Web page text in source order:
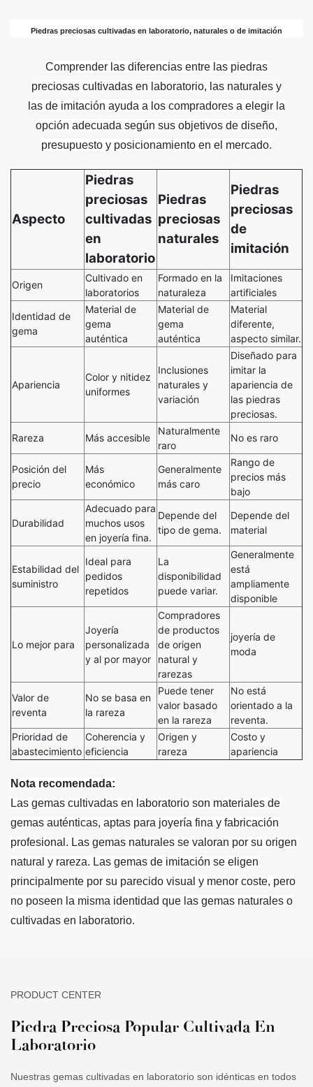
Piedras preciosas cultivadas en laboratorio, naturales o de imitación
Comprender las diferencias entre las piedras
preciosas cultivadas en laboratorio, las naturales y
las de imitación ayuda a los compradores a elegir la
opción adecuada según sus objetivos de diseño,
presupuesto y posicionamiento en el mercado.
Aspecto
Piedras
preciosas
cultivadas
en
laboratorio
Piedras
preciosas
naturales
Piedras
preciosas
de
imitación
Origen
Cultivado en
laboratorios
Formado en la
naturaleza
Imitaciones
artificiales
Identidad de
gema
Material de
gema
auténtica
Material de
gema
auténtica
Material
diferente,
aspecto similar.
Apariencia
Color y nitidez
uniformes
Inclusiones
naturales y
variación
Diseñado para
imitar la
apariencia de
las piedras
preciosas.
Rareza
Más accesible
Naturalmente
raro
No es raro
Posición del
precio
Más
económico
Generalmente
más caro
Rango de
precios más
bajo
Durabilidad
Adecuado para
muchos usos
en joyería fina.
Depende del
tipo de gema.
Depende del
material
Estabilidad del
suministro
Ideal para
pedidos
repetidos
La
disponibilidad
puede variar.
Generalmente
está
ampliamente
disponible
Lo mejor para
Joyería
personalizada
y al por mayor
Compradores
de productos
de origen
natural y
rarezas
joyería de
moda
Valor de
reventa
No se basa en
la rareza
Puede tener
valor basado
en la rareza
No está
orientado a la
reventa.
Prioridad de
abastecimiento
Coherencia y
eficiencia
Origen y
rareza
Costo y
apariencia
Nota recomendada:
Las gemas cultivadas en laboratorio son materiales de
gemas auténticas, aptas para joyería fina y fabricación
profesional. Las gemas naturales se valoran por su origen
natural y rareza. Las gemas de imitación se eligen
principalmente por su parecido visual y menor coste, pero
no poseen la misma identidad que las gemas naturales o
cultivadas en laboratorio.
PRODUCT CENTER
Piedra Preciosa Popular Cultivada En
Laboratorio
Nuestras gemas cultivadas en laboratorio son idénticas en todos